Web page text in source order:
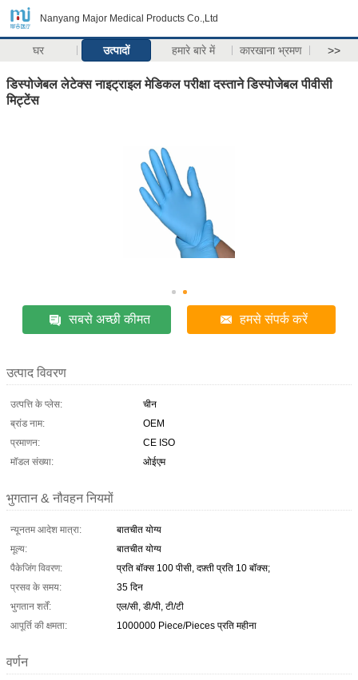
Nanyang Major Medical Products Co.,Ltd
घर उत्पादों हमारे बारे में कारखाना भ्रमण >>
डिस्पोजेबल लेटेक्स नाइट्राइल मेडिकल परीक्षा दस्ताने डिस्पोजेबल पीवीसी
मिट्टेंस
सबसे अच्छी कीमत हमसे संपर्क करें
उत्पाद विवरण
उत्पत्ति के प्लेस:
चीन
ब्रांड नाम:
OEM
प्रमाणन:
CE ISO
मॉडल संख्या:
ओईएम
भुगतान & नौवहन नियमों
न्यूनतम आदेश मात्रा:
बातचीत योग्य
मूल्य:
बातचीत योग्य
पैकेजिंग विवरण:
प्रति बॉक्स 100 पीसी, दफ़्ती प्रति 10 बॉक्स;
प्रसव के समय:
35 दिन
भुगतान शर्तें:
एल/सी, डी/पी, टी/टी
आपूर्ति की क्षमता:
1000000 Piece/Pieces प्रति महीना
वर्णन